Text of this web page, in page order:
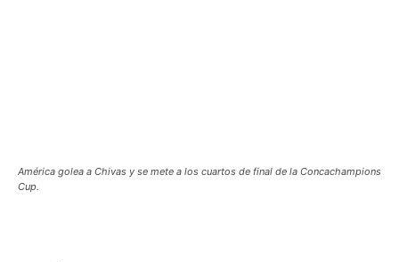
América golea a Chivas y se mete a los cuartos de final de la Concachampions
Cup.